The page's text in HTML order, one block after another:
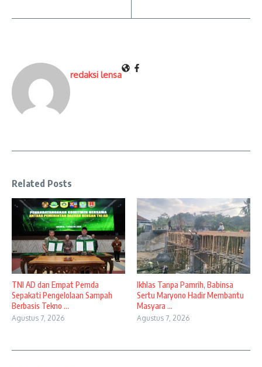
redaksi lensa
Related Posts
TNI AD dan Empat Pemda
Sepakati Pengelolaan Sampah
Berbasis Tekno ...
Agustus 7, 2026
Ikhlas Tanpa Pamrih, Babinsa
Sertu Maryono Hadir Membantu
Masyara ...
Agustus 7, 2026